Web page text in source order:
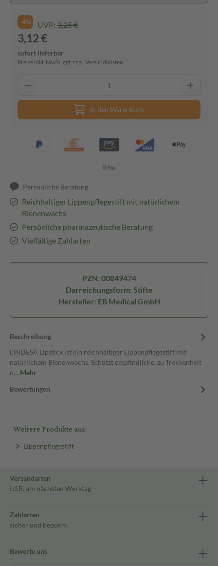
-4% UVP: 3,25 €
3,12 €
sofort lieferbar
Preise inkl. MwSt. ggf. zzgl. Versandkosten
In den Warenkorb
Persönliche Beratung
Reichhaltiger Lippenpflegestift mit natürlichem
Bienenwachs
Persönliche pharmazeutische Beratung
Vielfältige Zahlarten
PZN: 00849474
Darreichungsform: Stifte
Hersteller: EB Medical GmbH
Beschreibung
LINDESA Lipstick ist ein reichhaltiger Lippenpflegestift mit
natürlichem Bienenwachs. Schützt empfindliche, zu Trockenheit
n… Mehr
Bewertungen
Weitere Produkte aus:
Lippenpflegestift
Versandarten
i.d.R. am nächsten Werktag
Zahlarten
sicher und bequem
Bewerte uns